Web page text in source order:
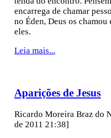
encarrega de chamar
no Éden, Deus os
eles.
Leia mais...
Aparições de Jesus
Ricardo Moreira Braz do
de 2011 21:38]